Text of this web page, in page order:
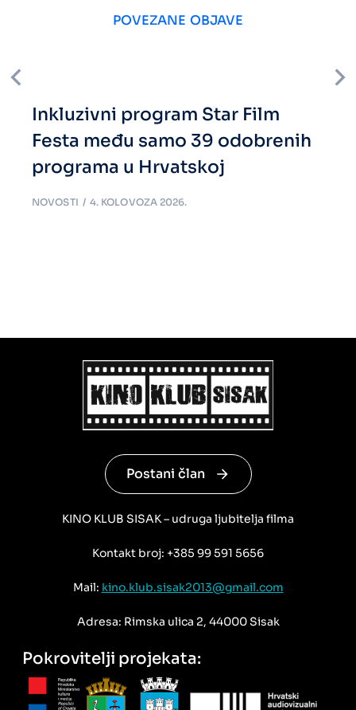
POVEZANE OBJAVE
Inkluzivni program Star Film
Festa među samo 39 odobrenih
programa u Hrvatskoj
NOVOSTI 4. KOLOVOZA 2026.
Postani član
KINO KLUB SISAK – udruga ljubitelja filma
Kontakt broj: +385 99 591 5656
Mail: kino.klub.sisak2013@gmail.com
Adresa: Rimska ulica 2, 44000 Sisak
Pokrovitelji projekata: